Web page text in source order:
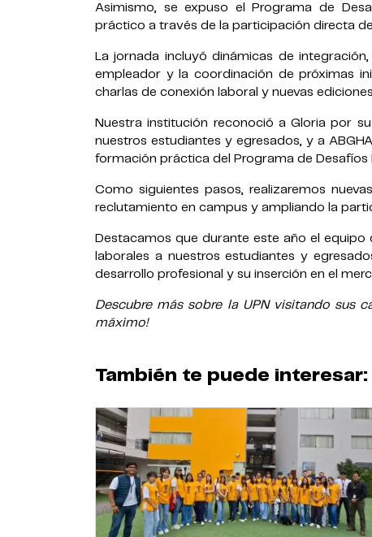
Asimismo, se expuso el Programa de
práctico a través de la participación directa de
La jornada incluyó dinámicas de
empleador y la coordinación de próximas
charlas de conexión laboral y nuevas
Nuestra institución reconoció a Gloria por
nuestros estudiantes y egresados, y a
formación práctica del Programa de Desafíos
Como siguientes pasos, realizaremos
reclutamiento en campus y ampliando la
Destacamos que durante este año el
laborales a nuestros estudiantes y
desarrollo profesional y su inserción en el
Descubre más sobre la UPN visitando sus
máximo!
También te puede interesar: